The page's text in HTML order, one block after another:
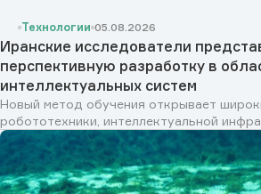
Технологии 05.08.2026
Иранские исследователи
перспективную разработку в
интеллектуальных систем
Новый метод обучения открывает
робототехники, интеллектуальной